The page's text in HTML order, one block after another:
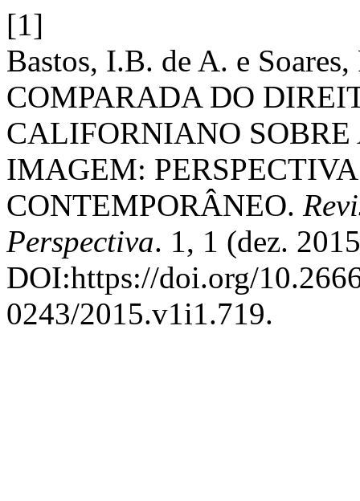
[1]
Bastos, I.B. de A. e
COMPARADA DO
CALIFORNIANO
IMAGEM:
CONTEMPORÂNEO.
Perspectiva. 1, 1 (dez.
DOI:https://doi.org/
0243/2015.v1i1.719.